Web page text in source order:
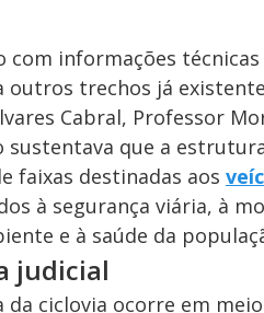
com informações
outros trechos já
Cabral, Professor
sustentava que a
faixas destinadas aos
à segurança viária, à
e à saúde da
judicial
da ciclovia ocorre em